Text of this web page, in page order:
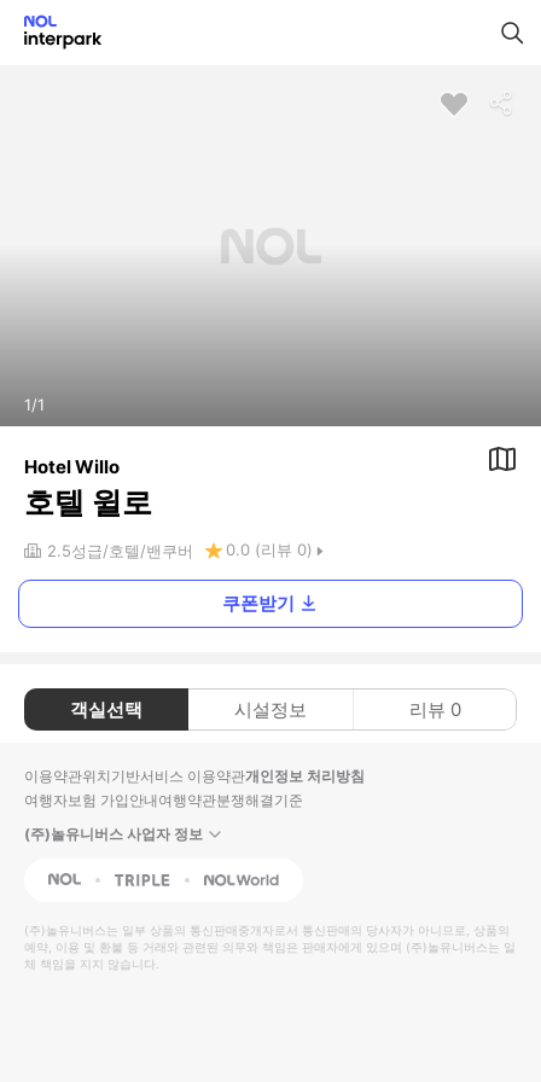
1/1
Hotel Willo
호텔 윌로
2.5성급 호텔 밴쿠버 0.0 (리뷰 0)
쿠폰받기
객실선택 시설정보 리뷰 0
이용약관위치기반서비스 이용약관개인정보 처리방침
여행자보험 가입안내여행약관분쟁해결기준
(주)놀유니버스 사업자 정보
NOL Triple Interpark Global
(주)놀유니버스는 일부 상품의 통신판매중개자로서 통신판매의 당사자가 아니므로, 상품의
예약, 이용 및 환불 등 거래와 관련된 의무와 책임은 판매자에게 있으며 (주)놀유니버스는 일
체 책임을 지지 않습니다.